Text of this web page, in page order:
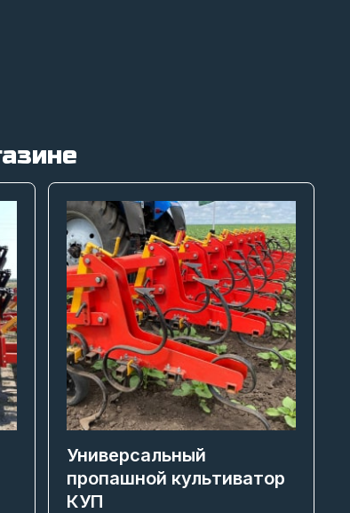
Универсальный
пропашной культиватор
КУП